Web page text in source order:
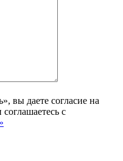
вы даете согласие на
с